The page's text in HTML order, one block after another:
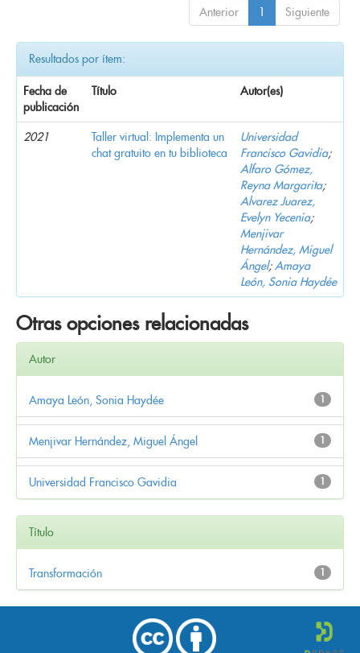
Anterior 1 Siguiente
Resultados por ítem:
Fecha de
publicación
Título Autor(es)
2021
Taller virtual: Implementa un
chat gratuito en tu biblioteca
Universidad
Francisco Gavidia;
Alfaro Gómez,
Reyna Margarita;
Alvarez Juarez,
Evelyn Yecenia;
Menjivar
Hernández, Miguel
Ángel; Amaya
León, Sonia Haydée
Otras opciones relacionadas
Autor
1
Amaya León, Sonia Haydée
1
Menjivar Hernández, Miguel Ángel
1
Universidad Francisco Gavidia
Título
1
Transformación